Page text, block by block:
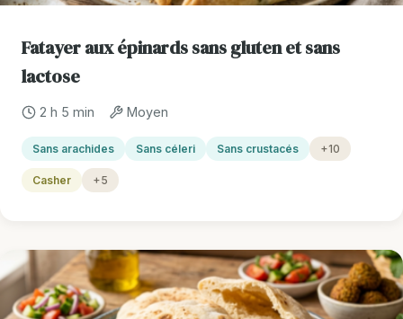
Fatayer aux épinards sans gluten et sans
lactose
2 h 5 min Moyen
Sans arachides Sans céleri Sans crustacés +10
Casher +5